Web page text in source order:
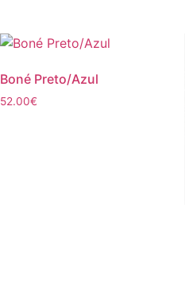
Boné Preto/Azul
52.00€